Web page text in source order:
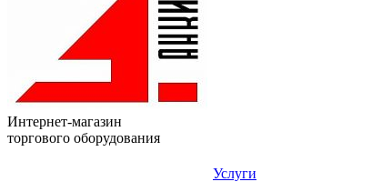
Интернет-магазин
торгового оборудования
Услуги